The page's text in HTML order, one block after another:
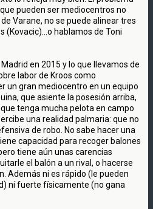
pueden ser mediocentros no
Varane, no se puede alinear tres
(Kovacic)...o hablamos de Toni
en 2015 y lo que llevamos de
labor de Kroos como
un gran mediocentro en un equipo
que asiente la posesión arriba,
tenga mucha pelota en campo
una realidad palmaria: que no
de robo. No sabe hacer una
capacidad para recoger balones
tiene aún unas carencias
el balón a un rival, o hacerse
Además ni es rápido (le pueden
ni fuerte físicamente (no gana